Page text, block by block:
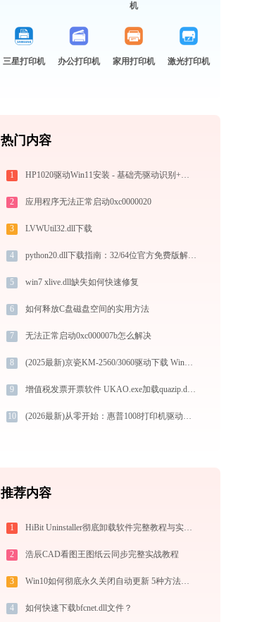
机
三星打印机 办公打印机 家用打印机 激光打印机
热门内容
1 HP1020驱动Win11安装 - 基础壳驱动识别+完整驱动重新落地+队列卡住修复
2 应用程序无法正常启动0xc0000020
3 LVWUtil32.dll下载
4 python20.dll下载指南：32/64位官方免费版解决DLL缺失问题
5 win7 xlive.dll缺失如何快速修复
6 如何释放C盘磁盘空间的实用方法
7 无法正常启动0xc000007b怎么解决
8 (2025最新)京瓷KM-2560/3060驱动下载 Win11官方版
9 增值税发票开票软件 UKAO.exe加载quazip.dll文件丢失处理办法
10 (2026最新)从零开始：惠普1008打印机驱动的下载及安装流程
推荐内容
1 HiBit Uninstaller彻底卸载软件完整教程与实战方案
2 浩辰CAD看图王图纸云同步完整实战教程
3 Win10如何彻底永久关闭自动更新 5种方法教你永久关闭win10自动更新
4 如何快速下载bfcnet.dll文件？